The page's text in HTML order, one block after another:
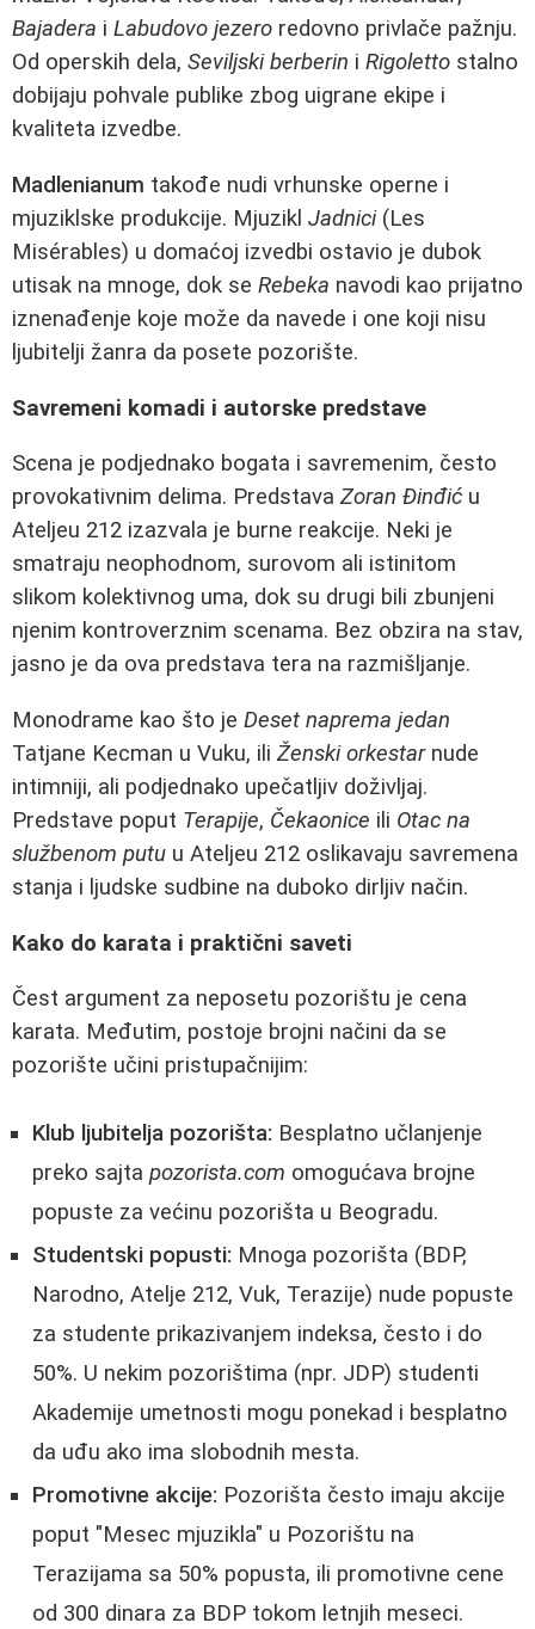
Bajadera i Labudovo jezero redovno privlače pažnju.
Od operskih dela, Seviljski berberin i Rigoletto stalno
dobijaju pohvale publike zbog uigrane ekipe i
kvaliteta izvedbe.
Madlenianum takođe nudi vrhunske operne i
mjuziklske produkcije. Mjuzikl Jadnici(Les
Misérables) u domaćoj izvedbi ostavio je dubok
utisak na mnoge, dok se Rebeka navodi kao prijatno
iznenađenje koje može da navede i one koji nisu
ljubitelji žanra da posete pozorište.
Savremeni komadi i autorske predstave
Scena je podjednako bogata i savremenim, često
provokativnim delima. Predstava Zoran Đinđić u
Ateljeu 212 izazvala je burne reakcije. Neki je
smatraju neophodnom, surovom ali istinitom
slikom kolektivnog uma, dok su drugi bili zbunjeni
njenim kontroverznim scenama. Bez obzira na stav,
jasno je da ova predstava tera na razmišljanje.
Monodrame kao što je Deset naprema jedan
Tatjane Kecman u Vuku, ili Ženski orkestarnude
intimniji, ali podjednako upečatljiv doživljaj.
Predstave poput Terapije, Čekaonice ili Otac na
službenom putu u Ateljeu 212 oslikavaju savremena
stanja i ljudske sudbine na duboko dirljiv način.
Kako do karata i praktični saveti
Čest argument za neposetu pozorištu je cena
karata. Međutim, postoje brojni načini da se
pozorište učini pristupačnijim:
Klub ljubitelja pozorišta: Besplatno učlanjenje
preko sajta pozorista.com omogućava brojne
popuste za većinu pozorišta u Beogradu.
Studentski popusti: Mnoga pozorišta (BDP,
Narodno, Atelje 212, Vuk, Terazije) nude popuste
za studente prikazivanjem indeksa, često i do
50%. U nekim pozorištima (npr. JDP) studenti
Akademije umetnosti mogu ponekad i besplatno
da uđu ako ima slobodnih mesta.
Promotivne akcije: Pozorišta često imaju akcije
poput "Mesec mjuzikla" u Pozorištu na
Terazijama sa 50% popusta, ili promotivne cene
od 300 dinara za BDP tokom letnjih meseci.